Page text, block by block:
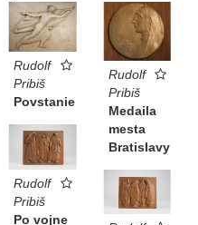
Rudolf
Pribiš
Povstanie
Rudolf
Pribiš
Medaila
mesta
Bratislavy
Rudolf
Pribiš
Po vojne